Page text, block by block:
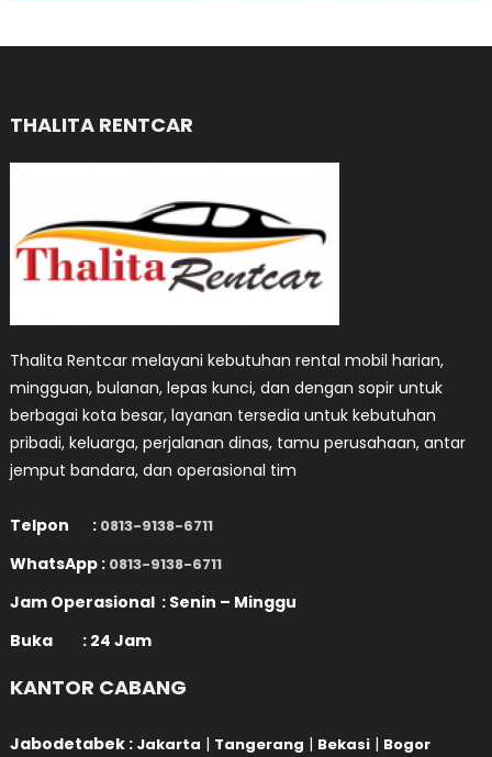
THALITA RENTCAR
Thalita Rentcar melayani kebutuhan rental mobil harian,
mingguan, bulanan, lepas kunci, dan dengan sopir untuk
berbagai kota besar, layanan tersedia untuk kebutuhan
pribadi, keluarga, perjalanan dinas, tamu perusahaan, antar
jemput bandara, dan operasional tim
Telpon : 0813-9138-6711
WhatsApp : 0813-9138-6711
Jam Operasional : Senin – Minggu
Buka : 24 Jam
KANTOR CABANG
Jabodetabek : Jakarta | Tangerang | Bekasi | Bogor